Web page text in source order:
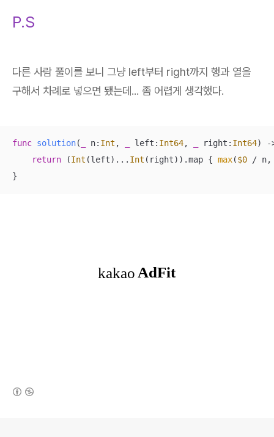
P.S
다른 사람 풀이를 보니 그냥 left부터 right까지 행과 열을
구해서 차례로 넣으면 됐는데... 좀 어렵게 생각했다.
func solution( n: Int , left : Int64, right : Int64)
-
return (Int (left) ... Int (right)).map { max($0 /
}